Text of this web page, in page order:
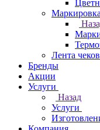
Маркировка
Лента
Бренды
Акции
Услуги
Назад
Услуги